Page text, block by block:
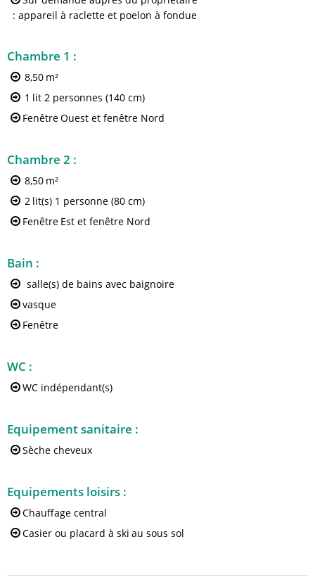
: appareil à raclette et poelon à fondue
Chambre 1 :
8,50 m²
1 lit 2 personnes (140 cm)
FenêtreOuest et fenêtre Nord
Chambre 2 :
8,50 m²
2
lit(s) 1 personne (80 cm)
Fenêtre Est et fenêtre Nord
Bain :
salle(s) de bains avec baignoire
vasque
Fenêtre
WC :
WC indépendant(s)
Equipement sanitaire :
Sèche cheveux
Equipements loisirs :
Chauffage central
Casier ou placard à ski au sous sol